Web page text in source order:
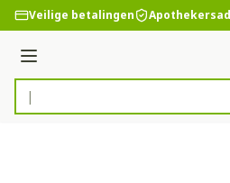
Ga naar de inhoud
Veilige betalingen
Menu
Product, merk, categorie...